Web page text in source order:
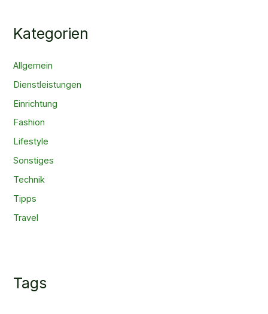
Kategorien
Allgemein
Dienstleistungen
Einrichtung
Fashion
Lifestyle
Sonstiges
Technik
Tipps
Travel
Tags